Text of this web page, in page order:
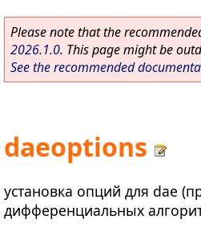
Please note that the
2026.1.0. This page might be
See the recommended
daeoptions
установка опций для dae
дифференциальных